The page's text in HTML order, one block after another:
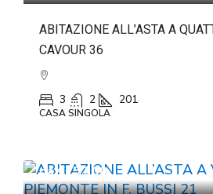
ABITAZIONE ALL’ASTA A
CAVOUR 36
3 2 201
CASA SINGOLA
da€15.300